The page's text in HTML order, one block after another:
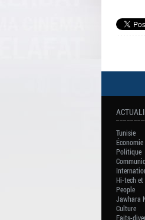
Play /
pause
Tunisie
Économie
Politique
Hi-tech et
People
Jawhara
Culture
Faits-